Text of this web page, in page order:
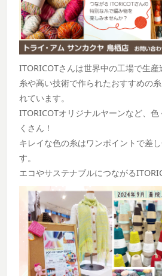
ITORICOTさんは世界中の工場で生
糸や高い技術で作られたおすすめの
れています。
ITORICOTオリジナルヤーンなど、
くさん！
キレイな色の糸はワンポイントで差
す。
エコやサステナブルにつながる